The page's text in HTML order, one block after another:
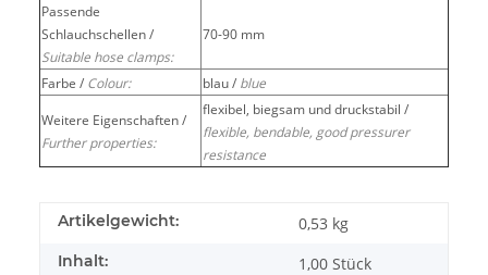
Passende
Schlauchschellen /
Suitable hose clamps:
70-90 mm
Farbe / Colour: blau / blue
Weitere Eigenschaften /
Further properties:
flexibel, biegsam und druckstabil /
flexible, bendable, good pressurer
resistance
Artikelgewicht: 0,53 kg
Inhalt: 1,00 Stück